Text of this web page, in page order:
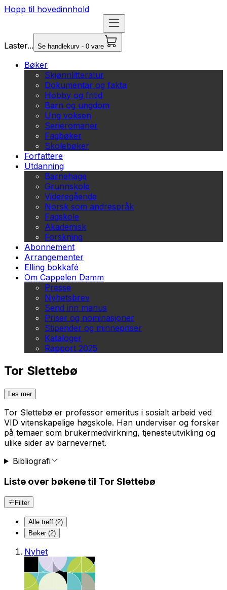
Hopp til hovedinnhold
Laster... Se handlekurv - 0 vare
Bøker
Skjønnlitteratur
Dokumentar og fakta
Hobby og fritid
Barn og ungdom
Ung voksen
Serieromaner
Fagbøker
Skolebøker
Forfattere
Utdanning
Barnehage
Grunnskole
Videregående
Norsk som andrespråk
Fagskole
Akademisk
Forskning
Abonnement
Arrangementer
Elling bokkafé
Om Cappelen Damm
Presse
Nyhetsbrev
Send inn manus
Priser og nominasjoner
Stipender og minnepriser
Kataloger
Rapport 2025
Tor Slettebø
Les mer
Tor Slettebø er professor emeritus i sosialt arbeid ved
VID vitenskapelige høgskole. Han underviser og forsker
på temaer som brukermedvirkning, tjenesteutvikling og
ulike sider av barnevernet.
Bibliografi
Liste over bøkene til Tor Slettebø
Filter
Alle treff (2)
Bøker (2)
Nyhet